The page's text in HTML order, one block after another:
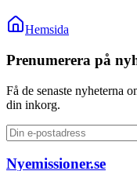
Hemsida
Prenumerera på
Få de senaste nyheterna
din inkorg.
Nyemissioner.se